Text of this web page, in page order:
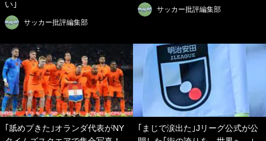
い｣
サッカー批評編集部
サッカー批評編集部
｢舐めプきた｣オランダ代表がNY
｢まじで涙出た｣Jリーグ公式が公